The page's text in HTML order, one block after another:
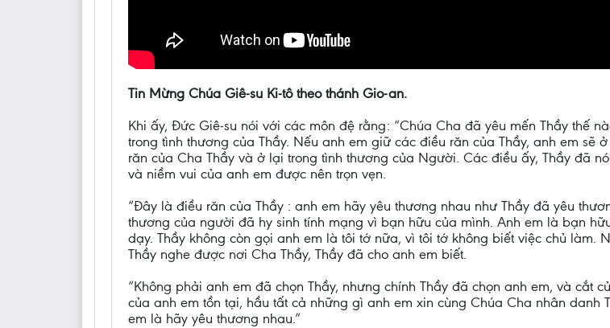
Tin Mừng Chúa Giê-su Ki-tô theo thánh Gio-an.
Khi ấy, Đức Giê-su nói với các môn đệ rằng: “Chúa Cha đã yêu mến Thầy thế
trong tình thương của Thầy. Nếu anh em giữ các điều răn của Thầy, anh em sẽ
răn của Cha Thầy và ở lại trong tình thương của Người. Các điều ấy, Thầy đã
và niềm vui của anh em được nên trọn vẹn.
“Đây là điều răn của Thầy : anh em hãy yêu thương nhau như Thầy đã yêu
thương của người đã hy sinh tính mạng vì bạn hữu của mình. Anh em là bạn
dạy. Thầy không còn gọi anh em là tôi tớ nữa, vì tôi tớ không biết việc chủ làm.
Thầy nghe được nơi Cha Thầy, Thầy đã cho anh em biết.
“Không phải anh em đã chọn Thầy, nhưng chính Thầy đã chọn anh em, và cắt
của anh em tồn tại, hầu tất cả những gì anh em xin cùng Chúa Cha nhân danh
em là hãy yêu thương nhau.”